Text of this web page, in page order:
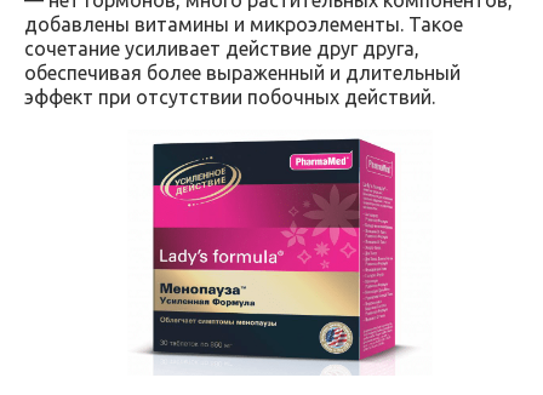
добавлены витамины и микроэлементы. Такое
сочетание усиливает действие друг друга,
обеспечивая более выраженный и длительный
эффект при отсутствии побочных действий.